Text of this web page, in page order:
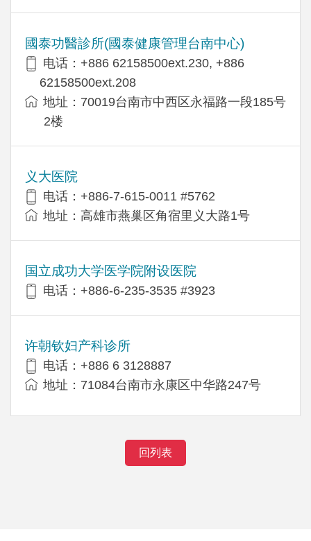
國泰功醫診所(國泰健康管理台南中心)
电话：+886 62158500ext.230, +886
62158500ext.208
地址：70019台南市中西区永福路一段185号
2楼
义大医院
电话：+886-7-615-0011 #5762
地址：高雄市燕巢区角宿里义大路1号
国立成功大学医学院附设医院
电话：+886-6-235-3535 #3923
许朝钦妇产科诊所
电话：+886 6 3128887
地址：71084台南市永康区中华路247号
回列表